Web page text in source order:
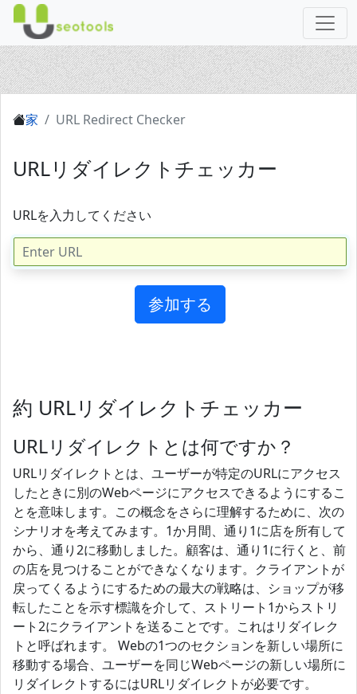
家 URL Redirect Checker
URLリダイレクトチェッカー
URLを入力してください
約 URLリダイレクトチェッカー
URLリダイレクトとは何ですか？
URLリダイレクトとは、ユーザーが特定のURLにアクセス
したときに別のWebページにアクセスできるようにするこ
とを意味します。この概念をさらに理解するために、次の
シナリオを考えてみます。1か月間、通り1に店を所有して
から、通り2に移動しました。顧客は、通り1に行くと、前
の店を見つけることができなくなります。クライアントが
戻ってくるようにするための最大の戦略は、ショップが移
転したことを示す標識を介して、ストリート1からストリ
ート2にクライアントを送ることです。これはリダイレク
トと呼ばれます。 Webの1つのセクションを新しい場所に
移動する場合、ユーザーを同じWebページの新しい場所に
リダイレクトするにはURLリダイレクトが必要です。